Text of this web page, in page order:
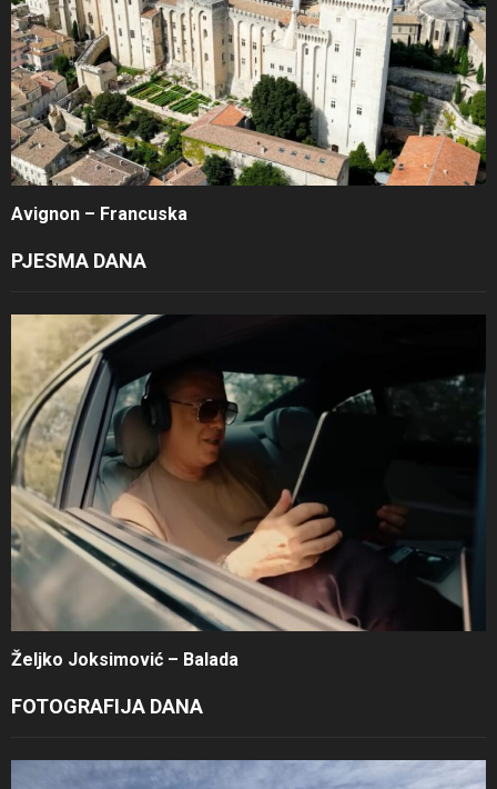
Avignon – Francuska
PJESMA DANA
Željko Joksimović – Balada
FOTOGRAFIJA DANA